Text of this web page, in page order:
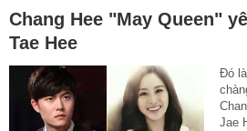
Chang Hee "May Queen"
Tae Hee
Đó
Jae